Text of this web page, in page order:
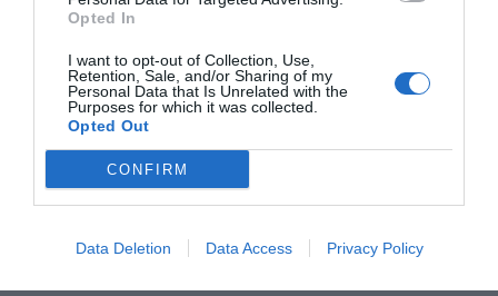
Opted In
I want to opt-out of Collection, Use,
Retention, Sale, and/or Sharing of my
Personal Data that Is Unrelated with the
Purposes for which it was collected.
Opted Out
CONFIRM
Data Deletion Data Access Privacy Policy
agentes activos de salud pública
Noticias y novedades
Redacción
22/09/2022
Los farmacéuticos proponen
integrar a las farmacias en la Red de
Noticias y novedades
Redacción